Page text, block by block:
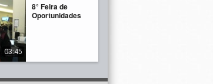
8° Feira de
Oportunidades
03:45